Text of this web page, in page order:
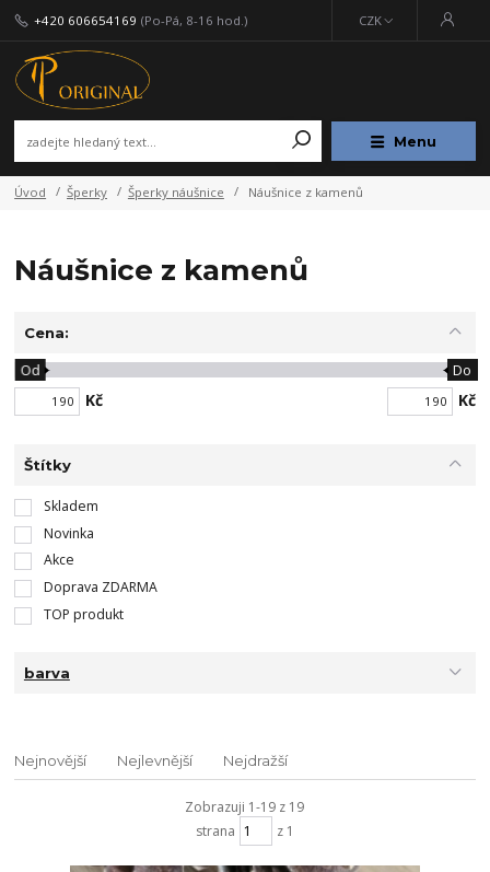
Menu
CZK
+420 606654169 (Po-Pá, 8-16 hod.)
Úvod Šperky Šperky náušnice Náušnice z kamenů
Náušnice z kamenů
Cena:
Kč
Od Do
Kč
Štítky
Skladem
Novinka
Akce
Doprava ZDARMA
TOP produkt
barva
Nejnovější Nejlevnější Nejdražší
Zobrazuji 1-19 z 19
strana
z 1